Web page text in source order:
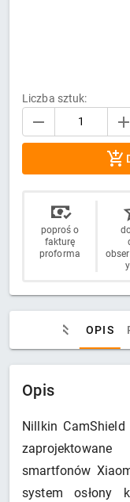
Liczba sztuk:
poproś o
fakturę
proforma
OPIS
Opis
Nillkin
smartfonów
system osłony